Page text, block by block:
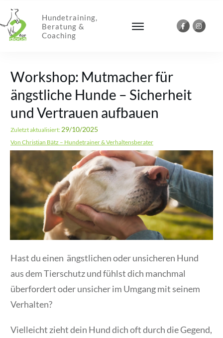
Hundetraining,
Beratung &
Coaching
Workshop: Mutmacher für
ängstliche Hunde – Sicherheit
und Vertrauen aufbauen
Zuletzt aktualisiert: 29/10/2025
Von Christian Bätz – Hundetrainer & Verhaltensberater
Hast du einen ängstlichen oder unsicheren Hund
aus dem Tierschutz und fühlst dich manchmal
überfordert oder unsicher im Umgang mit seinem
Verhalten?
Vielleicht zieht dein Hund dich oft durch die Gegend,